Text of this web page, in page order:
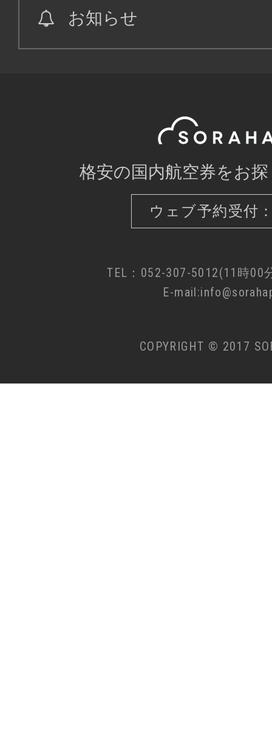
お知らせ
格安の国内航空券をお
ウェブ予約受付
TEL：052-307-5012(11時00
E-
COPYRIGHT © 2017